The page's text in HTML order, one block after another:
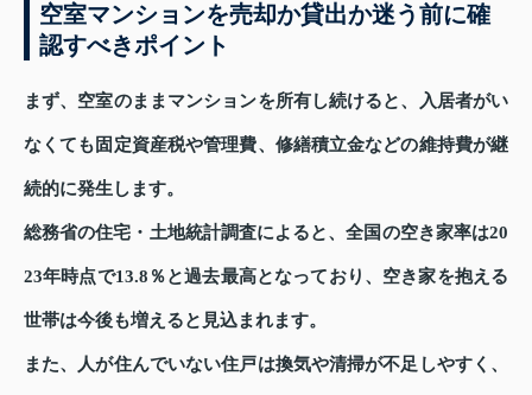
空室マンションを売却か貸出か迷う前に確
認すべきポイント
まず、空室のままマンションを所有し続けると、入居者がい
なくても固定資産税や管理費、修繕積立金などの維持費が継
続的に発生します。
総務省の住宅・土地統計調査によると、全国の空き家率は20
23年時点で13.8％と過去最高となっており、空き家を抱える
世帯は今後も増えると見込まれます。
また、人が住んでいない住戸は換気や清掃が不足しやすく、